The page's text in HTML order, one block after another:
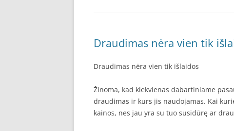
Draudimas nėra vien tik
Draudimas nėra vien tik išlaidos
Žinoma, kad kiekvienas dabartiniame
draudimas ir kurs jis naudojamas. Kai
kainos, nes jau yra su tuo susidūrę ar